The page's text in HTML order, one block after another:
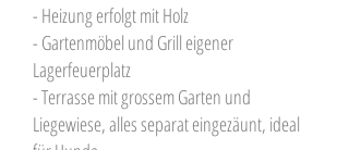
- Heizung erfolgt mit Holz
- Gartenmöbel und Grill eigener
Lagerfeuerplatz
- Terrasse mit grossem Garten und
Liegewiese, alles separat eingezäunt, ideal